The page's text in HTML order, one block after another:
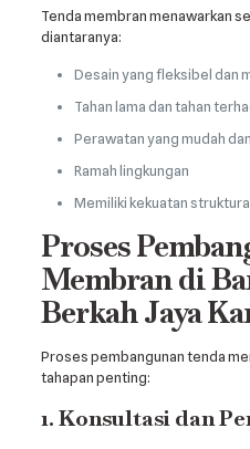
Tenda membran menawarkan
diantaranya:
Desain yang fleksibel dan
Tahan lama dan tahan
Perawatan yang mudah
Ramah lingkungan
Memiliki kekuatan
Proses
Membran di
Berkah Jaya
Proses pembangunan tenda
tahapan penting:
1. Konsultasi dan